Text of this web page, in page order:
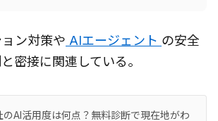
ン対策や AIエージェント の安全
密接に関連している。
のAI活用度は何点？無料診断で現在地がわ